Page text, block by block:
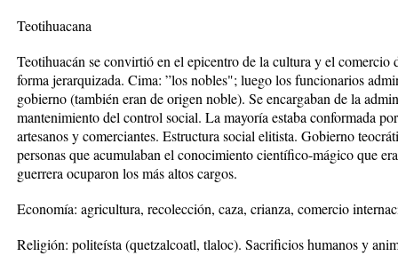
Teotihuacana
Teotihuacán se convirtióen el epicentro de la cultura y el comercio
forma jerarquizada. Cima: ”los nobles"; luego los funcionarios
gobierno (también eran de origen noble). Se encargaban de la
mantenimiento del control social. La mayoría estaba conformada
artesanos y comerciantes. Estructura social elitista. Gobierno teocrá
personas que acumulaban el conocimiento científico-mágico que
guerrera ocuparon los más altos cargos.
Economía: agricultura, recolección, caza, crianza, comercio
Religión: politeísta (quetzalcoatl, tlaloc). Sacrificios humanos y